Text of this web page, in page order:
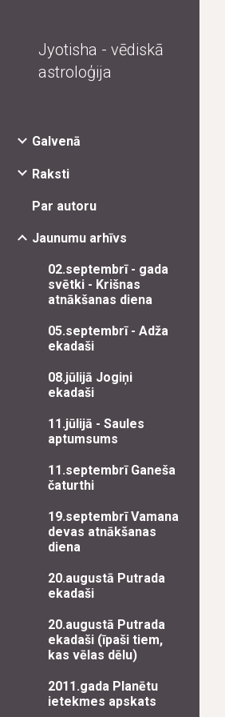
Jyotisha - vēdiskā
astroloģija
Galvenā
Raksti
Par autoru
Jaunumu arhīvs
02.septembrī - gada
svētki - Krišnas
atnākšanas diena
05.septembrī - Adža
ekadaši
08.jūlijā Jogiņi
ekadaši
11.jūlijā - Saules
aptumsums
11.septembrī Ganeša
čaturthi
19.septembrī Vamana
devas atnākšanas
diena
20.augustā Putrada
ekadaši
20.augustā Putrada
ekadaši (īpaši tiem,
kas vēlas dēlu)
2011.gada Planētu
ietekmes apskats